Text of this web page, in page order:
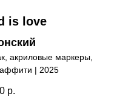
is love
акриловые маркеры,
| 2025
р.